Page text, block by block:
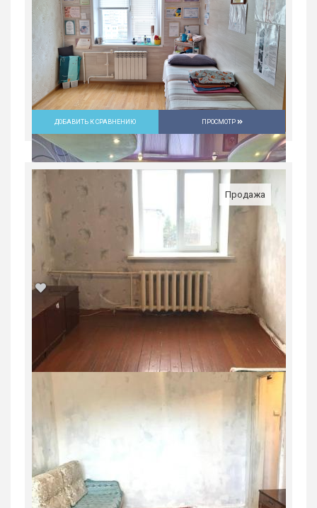
Продажа, жилая, пр-кт.
октябрьский,10, 5800000 руб.
Тагил
5 800 000 руб.
3
ДОБАВИТЬ К СРАВНЕНИЮ ПРОСМОТР
Продажа